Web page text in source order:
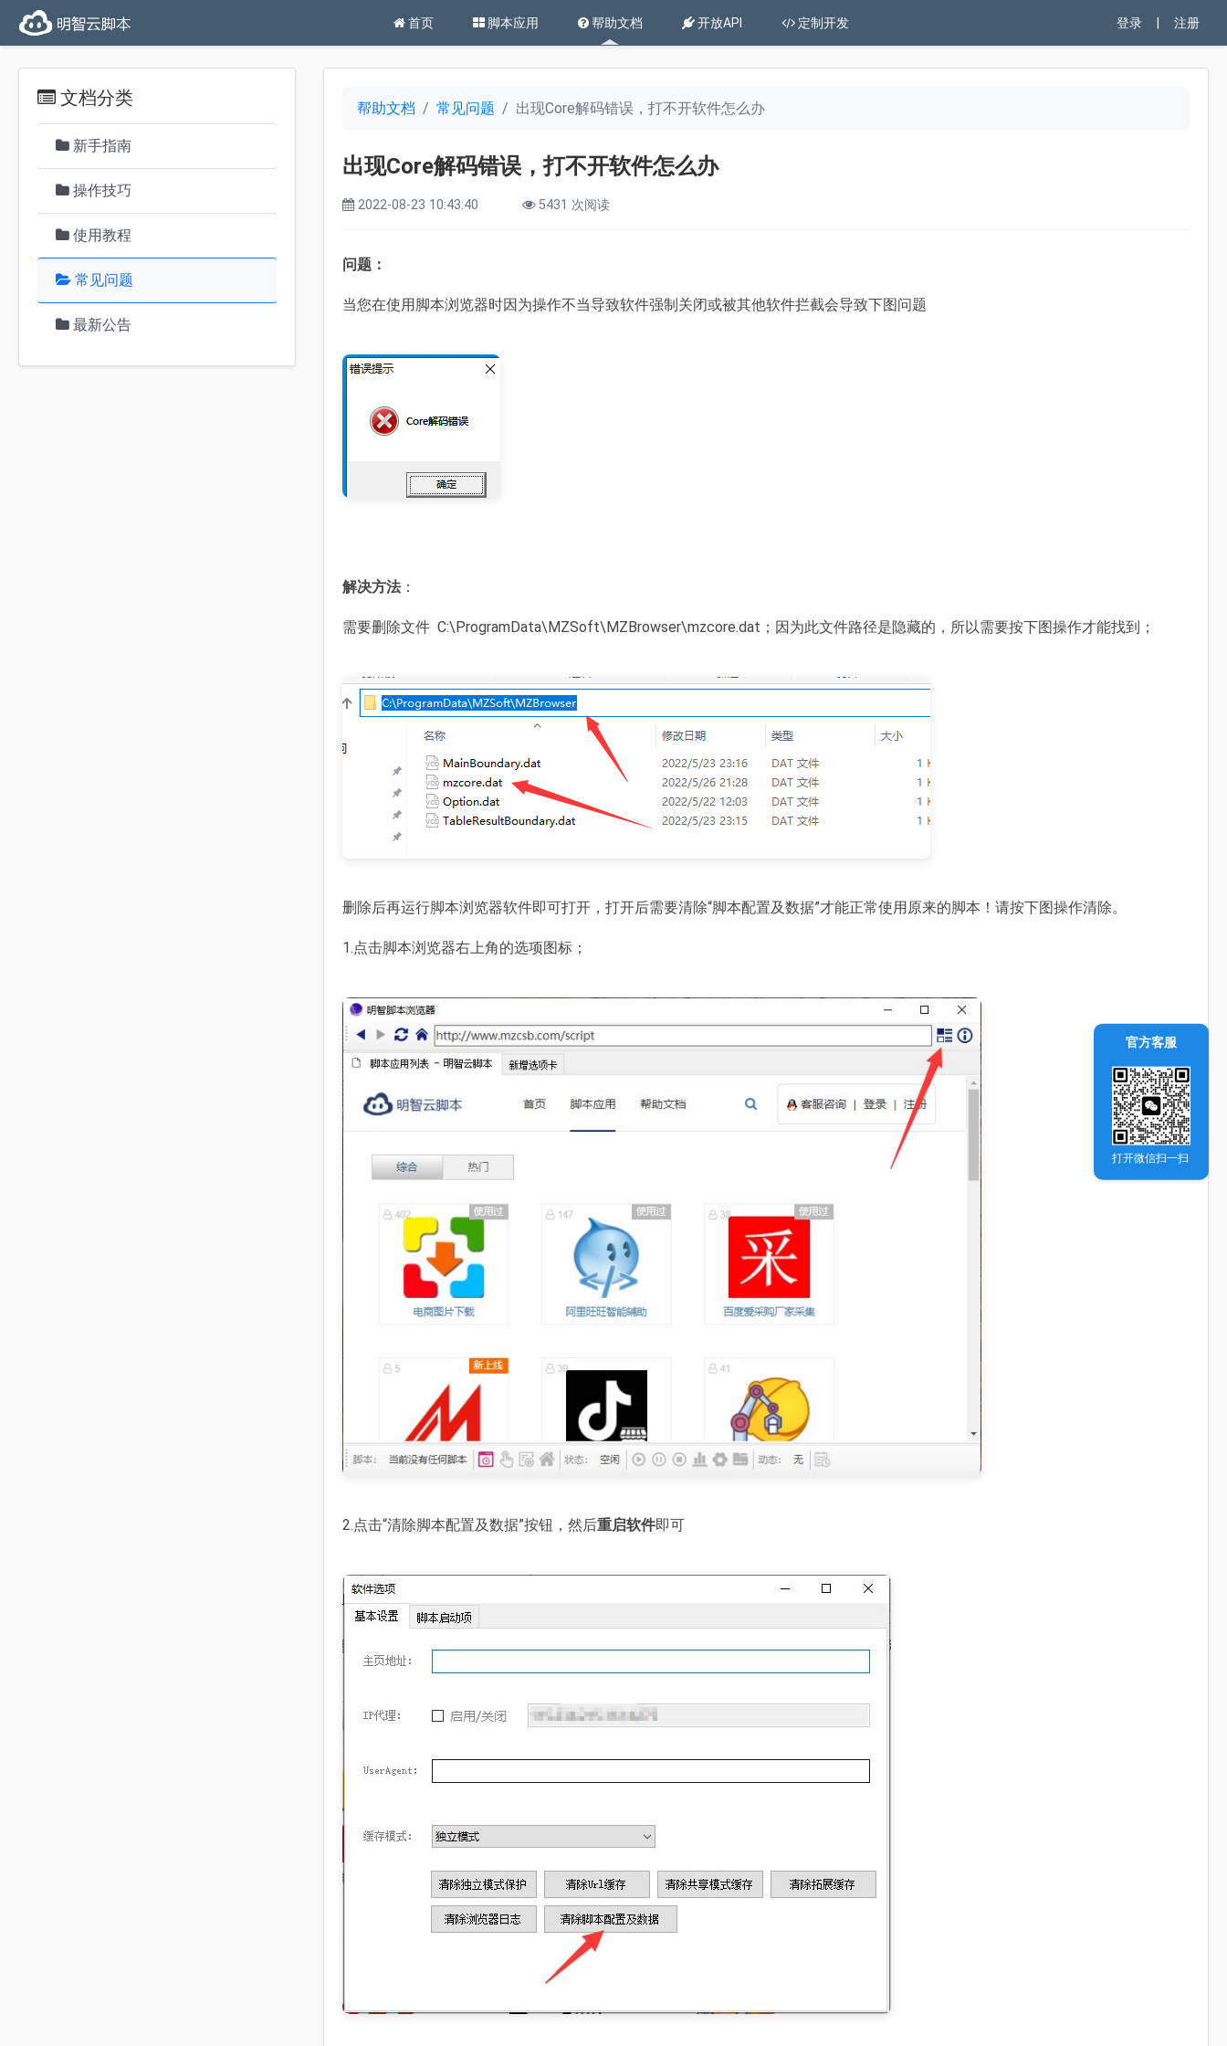
首页 脚本应用 帮助文档 开放API 定制开发 登录 | 注册
文档分类
新手指南
操作技巧
使用教程
常见问题
最新公告
帮助文档 常见问题 出现Core解码错误，打不开软件怎么办
出现Core解码错误，打不开软件怎么办
2022-08-23 10:43:40 5431 次阅读
问题：
当您在使用脚本浏览器时因为操作不当导致软件强制关闭或被其他软件拦截会导致下图问题
解决方法：
需要删除文件 C:\ProgramData\MZSoft\MZBrowser\mzcore.dat；因为此文件路径是隐藏的，所以需要按下图操作才能找到；
删除后再运行脚本浏览器软件即可打开，打开后需要清除“脚本配置及数据”才能正常使用原来的脚本！请按下图操作清除。
1.点击脚本浏览器右上角的选项图标；
2.点击“清除脚本配置及数据”按钮，然后重启软件即可
官方客服
打开微信扫一扫